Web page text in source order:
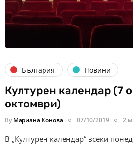
България Новини
Културен календар (7
октомври)
By Мариана Конова 07/10/2019 2
В „Културен календар“ всеки